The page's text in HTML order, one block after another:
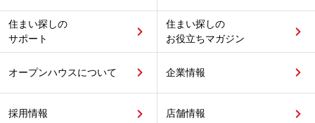
住まい探しの
サポート
住まい探しの
お役立ちマガジン
オープンハウスについて 企業情報
採用情報 店舗情報